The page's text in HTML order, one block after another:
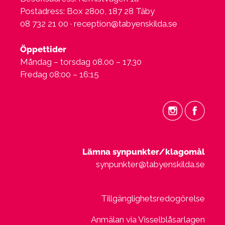
Postadress: Box 2800, 187 28 Täby
08 732 21 00 · reception@tabyenskilda.se
Öppettider
Måndag – torsdag 08.00 – 17.30
Fredag 08:00 – 16:15
Lämna synpunkter/klagomål
synpunkter@tabyenskilda.se
Tillgänglighetsredogörelse
Anmälan via Visselblåsarlagen